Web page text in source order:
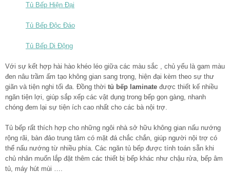
Tủ Bếp Hiện Đại
Tủ Bếp Độc Đáo
Tủ Bếp Di Động
Với sự kết hợp hài hào khéo léo giữa các màu sắc , chủ yếu là gam màu
đen nâu trầm ấm tạo không gian sang trọng, hiện đại kèm theo sự thư
giãn và tiện nghi tối đa. Đồng thời tủ bếp laminate được thiết kế nhiều
ngăn tiện lợi, giúp sắp xếp các vật dụng trong bếp gọn gàng, nhanh
chóng đem lại sự tiện ích cao nhất cho các bà nội trợ.
Tủ bếp rất thích hợp cho những ngôi nhà sở hữu không gian nấu nướng
rộng rãi, bàn đảo trung tâm có mặt đá chắc chắn, giúp người nội trợ có
thể nấu nướng từ nhiều phía. Các ngăn tủ bếp được tính toán sẵn khi
chủ nhân muốn lắp đặt thêm các thiết bị bếp khác như chậu rửa, bếp âm
tủ, máy hút mùi ….